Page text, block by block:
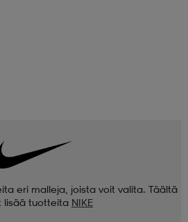
eri malleja, joista voit valita. Täältä
lisää tuotteita NIKE